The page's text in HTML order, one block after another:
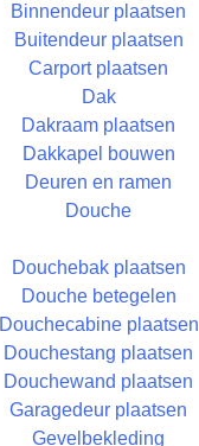
Binnendeur plaatsen
Buitendeur plaatsen
Carport plaatsen
Dak
Dakraam plaatsen
Dakkapel bouwen
Deuren en ramen
Douche
Douchebak plaatsen
Douche betegelen
Douchecabine plaatsen
Douchestang plaatsen
Douchewand plaatsen
Garagedeur plaatsen
Gevelbekleding